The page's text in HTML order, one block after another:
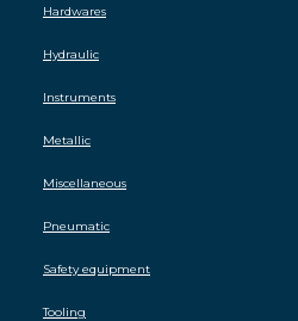
Hardwares
Hydraulic
Instruments
Metallic
Miscellaneous
Pneumatic
Safety equipment
Tooling